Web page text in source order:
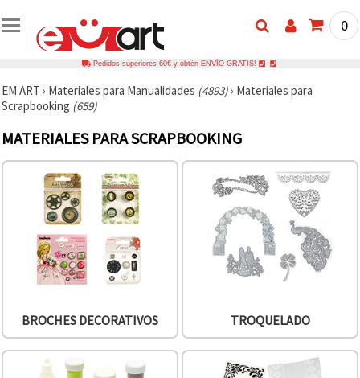
0
Pedidos superiores 60€ y obtén ENVÍO GRATIS!
EM ART › Materiales para Manualidades (4893)› Materiales para
Scrapbooking (659)
MATERIALES PARA SCRAPBOOKING
BROCHES DECORATIVOS TROQUELADO